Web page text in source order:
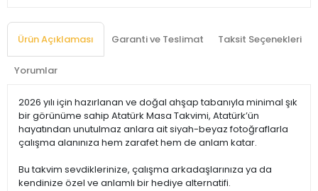
Ürün Açıklaması Garanti ve Teslimat Taksit Seçenekleri
Yorumlar
2026 yılı için hazırlanan ve doğal ahşap tabanıyla minimal şık
bir görünüme sahip Atatürk Masa Takvimi, Atatürk’ün
hayatından unutulmaz anlara ait siyah-beyaz fotoğraflarla
çalışma alanınıza hem zarafet hem de anlam katar.
Bu takvim sevdiklerinize, çalışma arkadaşlarınıza ya da
kendinize özel ve anlamlı bir hediye alternatifi.